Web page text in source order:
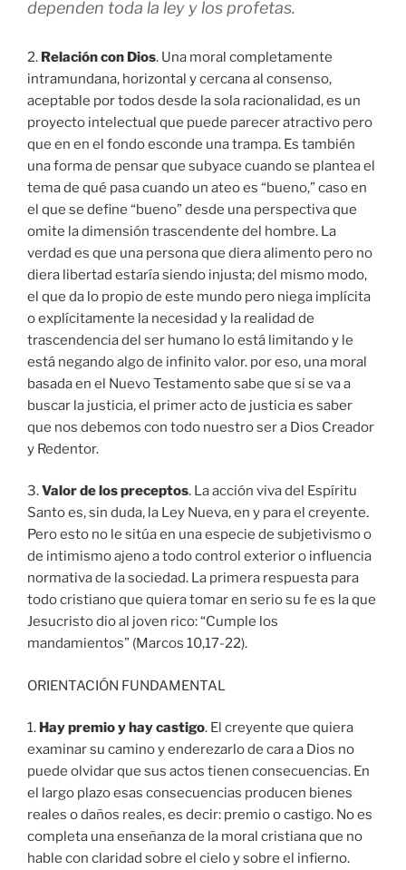
dependen toda la ley y los profetas.
2. Relación con Dios. Una moral completamente
intramundana, horizontal y cercana al consenso,
aceptable por todos desde la sola racionalidad, es un
proyecto intelectual que puede parecer atractivo pero
que en en el fondo esconde una trampa. Es también
una forma de pensar que subyace cuando se plantea el
tema de qué pasa cuando un ateo es “bueno,” caso en
el que se define “bueno” desde una perspectiva que
omite la dimensión trascendente del hombre. La
verdad es que una persona que diera alimento pero no
diera libertad estaría siendo injusta; del mismo modo,
el que da lo propio de este mundo pero niega implícita
o explícitamente la necesidad y la realidad de
trascendencia del ser humano lo está limitando y le
está negando algo de infinito valor. por eso, una moral
basada en el Nuevo Testamento sabe que si se va a
buscar la justicia, el primer acto de justicia es saber
que nos debemos con todo nuestro ser a Dios Creador
y Redentor.
3.Valor de los preceptos. La acción viva del Espíritu
Santo es, sin duda, la Ley Nueva, en y para el creyente.
Pero esto no le sitúa en una especie de subjetivismo o
de intimismo ajeno a todo control exterior o influencia
normativa de la sociedad. La primera respuesta para
todo cristiano que quiera tomar en serio su fe es la que
Jesucristo dio al joven rico: “Cumple los
mandamientos” (Marcos 10,17-22).
ORIENTACIÓN FUNDAMENTAL
1. Hay premio y hay castigo. El creyente que quiera
examinar su camino y enderezarlo de cara a Dios no
puede olvidar que sus actos tienen consecuencias. En
el largo plazo esas consecuencias producen bienes
reales o daños reales, es decir: premio o castigo. No es
completa una enseñanza de la moral cristiana que no
hable con claridad sobre el cielo y sobre el infierno.